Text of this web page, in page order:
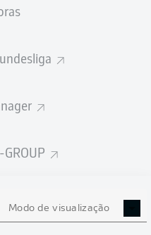
Modo de visualização
DA